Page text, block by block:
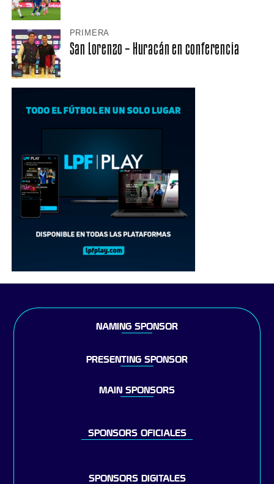
PRIMERA
San Lorenzo – Huracán en conferencia
NAMING SPONSOR
PRESENTING SPONSOR
MAIN SPONSORS
SPONSORS OFICIALES
SPONSORS DIGITALES